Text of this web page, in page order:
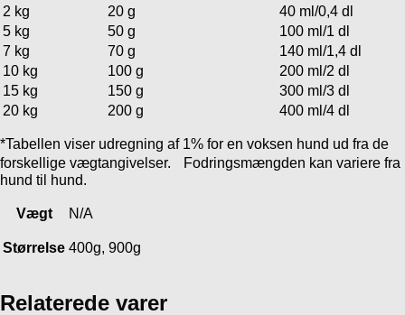
2 kg
20 g
40 ml/0,4 dl
5 kg
50 g
100 ml/1 dl
7 kg
70 g
140 ml/1,4 dl
10 kg
100 g
200 ml/2 dl
15 kg
150 g
300 ml/3 dl
20 kg
200 g 400 ml/4 dl
*Tabellen viser udregning af 1% for en voksen hund ud fra de
forskellige vægtangivelser. Fodringsmængden kan variere fra
hund til hund.
Vægt N/A
Størrelse 400g, 900g
Relaterede varer